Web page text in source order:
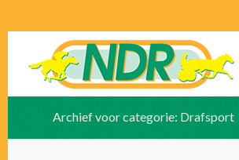
Archief voor categorie: Drafsport